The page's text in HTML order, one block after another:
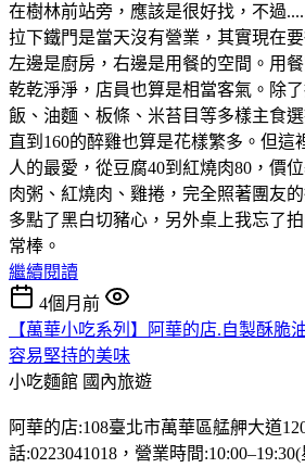
在樹林前站旁，應該是很好找，不過
拉下鐵門是當天沒有營業，其實現在
左邊是廚房，右邊是用餐的空間。用
乾乾淨淨，店員也算是相當客氣。除
飯、油麵、板條、米苔目等多樣主食
直到160的醉雞也算是花樣繁多。但這
人的最愛，從豆腐40到紅燒肉80，價
肉粥、紅燒肉、雞捲，完全照著團友
多點了黑白切豬心，另外桌上我忘了
常棒。
繼續閱讀
4個月前
【萬華小吃系列】阿華的店.自製酥脆
容易堅持的美味
小吃麵館 國內旅遊
阿華的店:108臺北市萬華區艋舺大道
話:0223041018，營業時間